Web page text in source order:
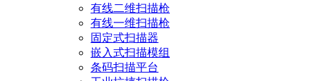
有线二维扫描枪
有线一维扫描枪
固定式扫描器
嵌入式扫描模组
条码扫描平台